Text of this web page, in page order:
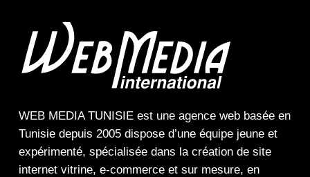
WEB MEDIA TUNISIEest une agence webbasée en
Tunisie depuis 2005 dispose d’une équipe jeune et
expérimenté, spécialisée dans la création de site
internet vitrine, e-commerceet sur mesure, en